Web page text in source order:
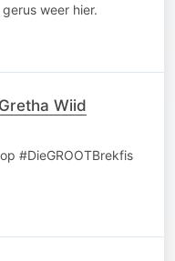
weer hier.
Wiid
#DieGROOTBrekfis